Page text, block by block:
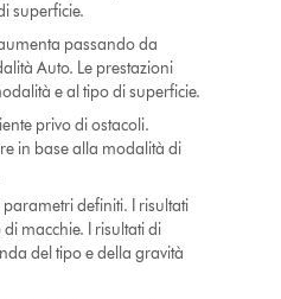
superficie.
passando da
Auto. Le prestazioni
e al tipo di superficie.
privo di ostacoli.
in base alla modalità di
parametri definiti. I risultati
macchie. I risultati di
del tipo e della gravità